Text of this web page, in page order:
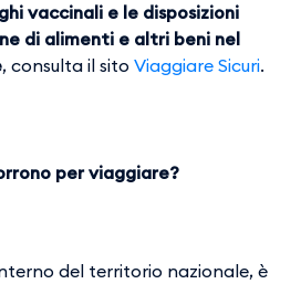
vaccinali e le disposizioni
di alimenti e altri beni nel
, consulta il sitoViaggiare Sicuri.
per viaggiare?
del territorio nazionale, è